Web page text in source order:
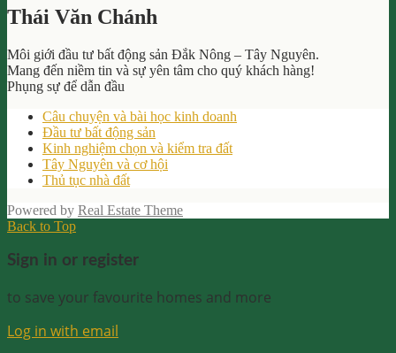
Thái Văn Chánh
Môi giới đầu tư bất động sản Đắk Nông – Tây Nguyên.
Mang đến niềm tin và sự yên tâm cho quý khách hàng!
Phụng sự để dẫn đầu
Câu chuyện và bài học kinh doanh
Đầu tư bất động sản
Kinh nghiệm chọn và kiểm tra đất
Tây Nguyên và cơ hội
Thủ tục nhà đất
Powered by Real Estate Theme
Back to Top
Sign in or register
to save your favourite homes and more
Log in with email